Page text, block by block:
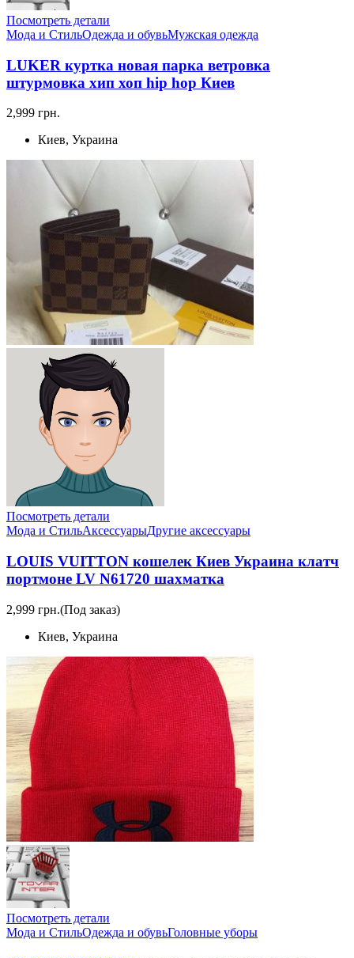
Посмотреть детали
Мода и СтильОдежда и обувьМужская одежда
LUKER куртка новая парка ветровка
штурмовка хип хоп hip hop Киев
2,999 грн.
Киев, Украина
Посмотреть детали
Мода и СтильАксессуарыДругие аксессуары
LOUIS VUITTON кошелек Киев Украина клатч
портмоне LV N61720 шахматка
2,999 грн.(Под заказ)
Киев, Украина
Посмотреть детали
Мода и СтильОдежда и обувьГоловные уборы